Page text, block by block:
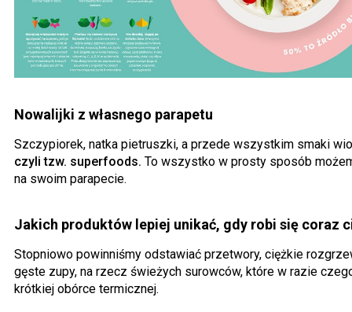
Nowalijki z własnego parapetu
Szczypiorek, natka pietruszki, a przede wszystkim smaki
czyli tzw. superfoods. To wszystko w prosty sposób
na swoim parapecie.
Jakich produktów lepiej unikać, gdy robi się coraz
Stopniowo powinniśmy odstawiać przetwory, ciężkie
gęste zupy, na rzecz świeżych surowców, które w razie
krótkiej obórce termicznej.